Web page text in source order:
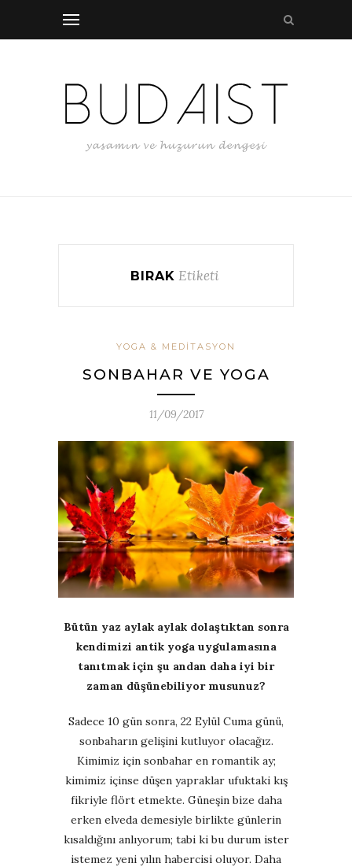
BIRAK Etiketi
YOGA & MEDITASYON
SONBAHAR VE YOGA
11/09/2017
Bütün yaz aylak aylak dolaştıktan sonra
kendimizi antik yoga uygulamasına
tanıtmak için şu andan daha iyi bir
zaman düşünebiliyor musunuz?
Sadece 10 gün sonra, 22 Eylül Cuma günü,
sonbaharın gelişini kutluyor olacağız.
Kimimiz için sonbahar en romantik ay;
kimimiz içinse düşen yapraklar ufuktaki kış
fikriyle flört etmekte. Güneşin bize daha
erken elveda demesiyle birlikte günlerin
kısaldığını anlıyorum; tabi ki bu durum ister
istemez yeni yılın habercisi oluyor. Daha